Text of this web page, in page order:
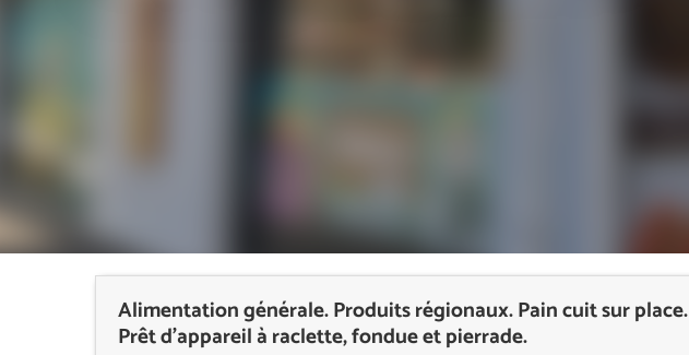
Alimentation générale. Produits régionaux. Pain cuit sur place.
Prêt d'appareil à raclette, fondue et pierrade.